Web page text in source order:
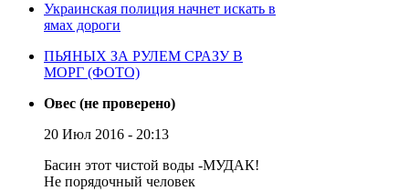
Украинская полиция начнет искать в
ямах дороги
ПЬЯНЫХ ЗА РУЛЕМ СРАЗУ В
МОРГ (ФОТО)
Овес (не проверено)
20 Июл 2016 - 20:13
Басин этот чистой воды -МУДАК!
Не порядочный человек